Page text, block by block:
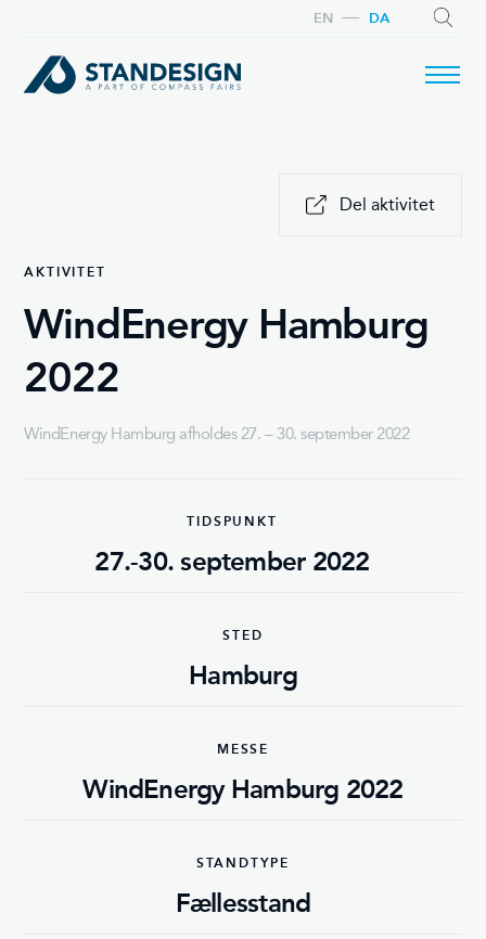
DA
EN
AKTIVITET
WindEnergy Hamburg
2022
WindEnergy Hamburg afholdes 27. – 30. september 2022
Del aktivitet
TIDSPUNKT
27.-30. september 2022
STED
Hamburg
MESSE
WindEnergy Hamburg 2022
STANDTYPE
Fællesstand